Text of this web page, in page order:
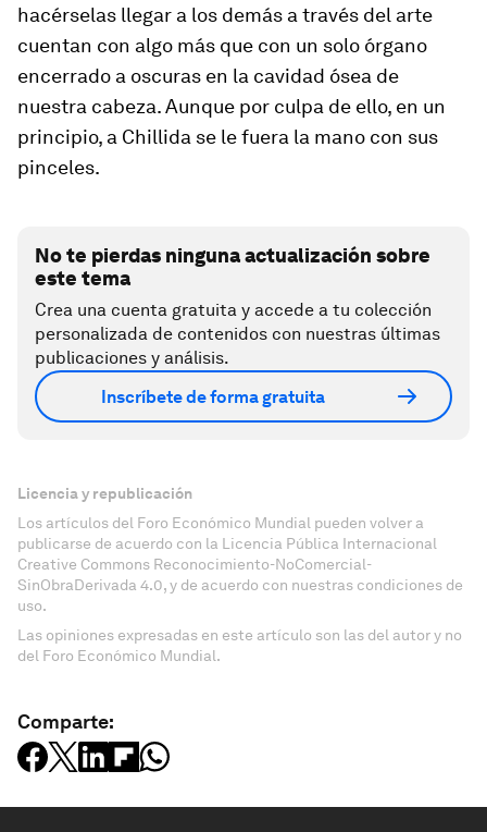
hacérselas llegar a los demás a través del arte
cuentan con algo más que con un solo órgano
encerrado a oscuras en la cavidad ósea de
nuestra cabeza. Aunque por culpa de ello, en un
principio, a Chillida se le fuera la mano con sus
pinceles.
No te pierdas ninguna actualización sobre
este tema
Crea una cuenta gratuita y accede a tu colección
personalizada de contenidos con nuestras últimas
publicaciones y análisis.
Inscríbete de forma gratuita
Licencia y republicación
Los artículos del Foro Económico Mundial pueden volver a
publicarse de acuerdo con la Licencia Pública Internacional
Creative Commons Reconocimiento-NoComercial-
SinObraDerivada 4.0, y de acuerdo con nuestras condiciones de
uso.
Las opiniones expresadas en este artículo son las del autor y no
del Foro Económico Mundial.
Comparte: